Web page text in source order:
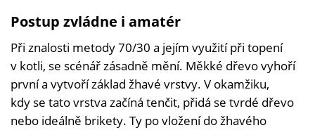
Postup zvládne i amatér
Při znalosti metody 70/30 a jejím využití při topení
v kotli, se scénář zásadně mění. Měkké dřevo vyhoří
první a vytvoří základ žhavé vrstvy. V okamžiku,
kdy se tato vrstva začíná tenčit, přidá se tvrdé dřevo
nebo ideálně brikety. Ty po vložení do žhavého